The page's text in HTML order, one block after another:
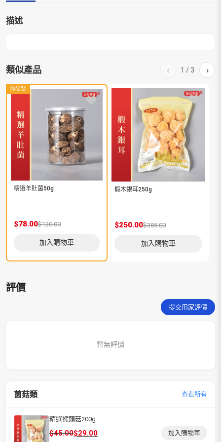
描述
類似產品 ‹ 1 / 3 ›
你睇緊
精選羊肚菌50g
$78.00$120.00
加入購物車
椴木銀耳250g
$250.00$385.00
加入購物車
評價
提交用家評價
暫無評價
菌菇類 查看所有
精選猴頭菇200g
$45.00
原
$29.00
目
加入購物車